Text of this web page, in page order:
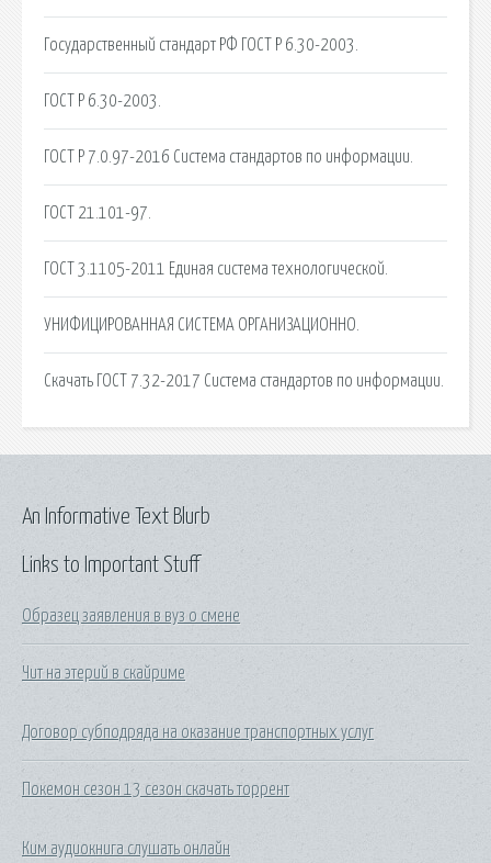
Государственный стандарт РФ ГОСТ Р 6.30-2003.
ГОСТ Р 6.30-2003.
ГОСТ Р 7.0.97-2016 Система стандартов по информации.
ГОСТ 21.101-97.
ГОСТ 3.1105-2011 Единая система технологической.
УНИФИЦИРОВАННАЯ СИСТЕМА ОРГАНИЗАЦИОННО.
Скачать ГОСТ 7.32-2017 Система стандартов по информации.
Links to Important Stuff
Образец заявления в вуз о смене
Чит на этерий в скайриме
Договор субподряда на оказание транспортных услуг
Покемон сезон 13 сезон скачать торрент
Ким аудиокнига слушать онлайн
An Informative Text Blurb